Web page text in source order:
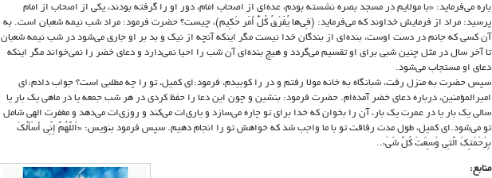
باره می‌فرماید: «با مولایم در مسجد بصره نشسته بودم، عده‌ای از اصحاب امام، دور او را گرفته بودند، یکی از اصحاب از امام
پرسید: مراد از فرمایش خداوند که می‌فرماید: (فِی‌ها یُفْرَقُ کُلُّ أَمْر حَکِیم)، چیست؟ حضرت فرمود: مراد شب نیمه شعبان است. به
آن کسی که جانم در دست اوست، بنده‌ای از بندگان خدا نیست مگر اینکه آنچه از نیک و بد بر او جاری می‌شود در شب نیمه شعبان
تا آخر سال در مثل چنین شبی برای او تقسیم می‌گردد و هیچ بنده‌ای آن شب را احیا نمی‌دارد و دعای خضر را نمی‌خواند مگر اینکه
دعای او مستجاب می‌شود.
سپس حضرت به منزل رفت، شبانگاه به خانه مولا رفتم و در را کوبیدم، فرمود:‌ای کمیل، تو را چه مطلبی است؟ جواب دادم:‌ای
امیرالمؤمنین، درباره دعای خضر آمده‌ام. حضرت فرمود: بنشین و چون این دعا را حفظ کردی در هر شب جمعه یا در ماهی یک بار یا
سالی یک بار یا در عمرت یک بار، آن را بخوان که خدا برای تو چاره می‌سازد و یاری‌ات می‌کند و روزی‌ات می‌دهد و مغفرت الهی شامل
تو می‌شود.‌ای کمیل، طول مدت رفاقت تو با ما واجب شد که خواهش تو را انجام دهیم. سپس فرمود بنویس: «اَللَّهُمَّ إِنِّی أَسْأَلُکَ
بِرَحْمَتِکَ الَّتِی وَسِعَتْ کُلَّ شَیْء..
منابع: